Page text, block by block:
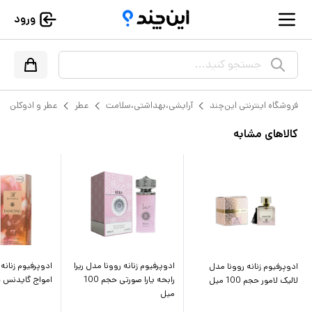
ورود
جستجو کنید...
فروشگاه اینترنتی این‌چند آرایشی،بهداشتی،سلامت عطر عطر و ادوکلن
کالاهای مشابه
ادوپرفیوم زنانه روونا مدل
لالیک لامور حجم 100 میل
ادوپرفیوم زنانه روونا مدل ریرا
رابحه یارا صورتی حجم 100
میل
ادوپرفیوم
امواج گایدنس حجم